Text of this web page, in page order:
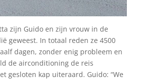
zijn Guido en zijn vrouw in de
geweest. In totaal reden ze 4500
dagen, zonder enig probleem en
de airconditioning de reis
gesloten kap uiteraard. Guido: “We